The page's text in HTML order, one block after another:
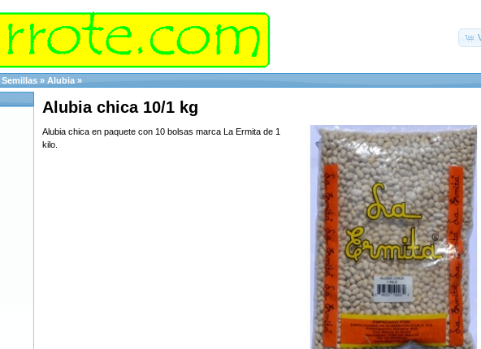
Semillas » Alubia »
Alubia chica 10/1 kg
Alubia chica en paquete con 10 bolsas marca La Ermita de 1
kilo.